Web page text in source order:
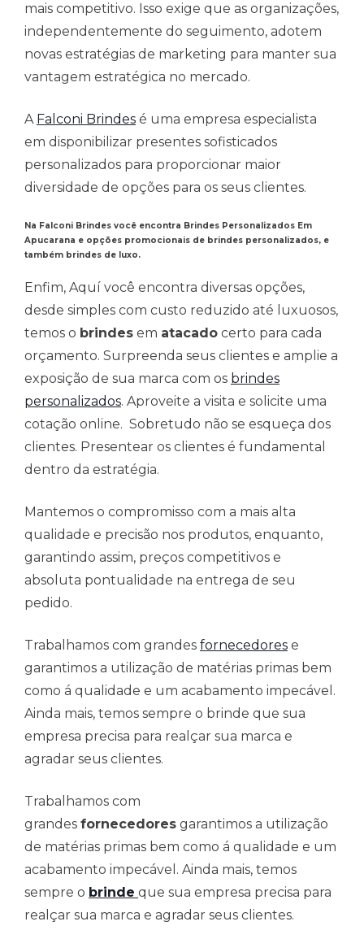
mais competitivo. Isso exige que as organizações,
independentemente do seguimento, adotem
novas estratégias de marketing para manter sua
vantagem estratégica no mercado.
A Falconi Brindes é uma empresa especialista
em disponibilizar presentes sofisticados
personalizados para proporcionar maior
diversidade de opções para os seus clientes.
Na Falconi Brindes você encontra Brindes Personalizados Em
Apucarana e opções promocionais de brindes personalizados, e
também brindes de luxo.
Enfim, Aquí você encontra diversas opções,
desde simples com custo reduzido até luxuosos,
temos o brindes em atacado certo para cada
orçamento. Surpreenda seus clientes e amplie a
exposição de sua marca com os brindes
personalizados. Aproveite a visita e solicite uma
cotação online. Sobretudo não se esqueça dos
clientes. Presentear os clientes é fundamental
dentro da estratégia.
Mantemos o compromisso com a mais alta
qualidade e precisão nos produtos, enquanto,
garantindo assim, preços competitivos e
absoluta pontualidade na entrega de seu
pedido.
Trabalhamos com grandes fornecedores e
garantimos a utilização de matérias primas bem
como á qualidade e um acabamento impecável.
Ainda mais, temos sempre o brinde que sua
empresa precisa para realçar sua marca e
agradar seus clientes.
Trabalhamos com
grandes fornecedores garantimos a utilização
de matérias primas bem como á qualidade e um
acabamento impecável. Ainda mais, temos
sempre o brinde que sua empresa precisa para
realçar sua marca e agradar seus clientes.